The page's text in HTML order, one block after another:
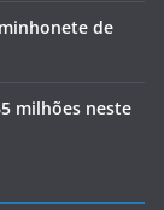
de
milhões neste